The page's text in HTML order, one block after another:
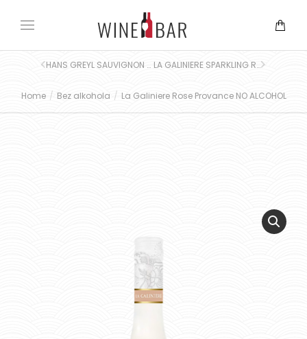
You are here:
Home Bez alkohola La Galiniere Rose Provance NO ALCOHOL
HANS GREYL SAUVIGNON NEW ZEALAND NO ALCOHOL LA GALINIERE SPARKLING ROSE NO ALCOHOL